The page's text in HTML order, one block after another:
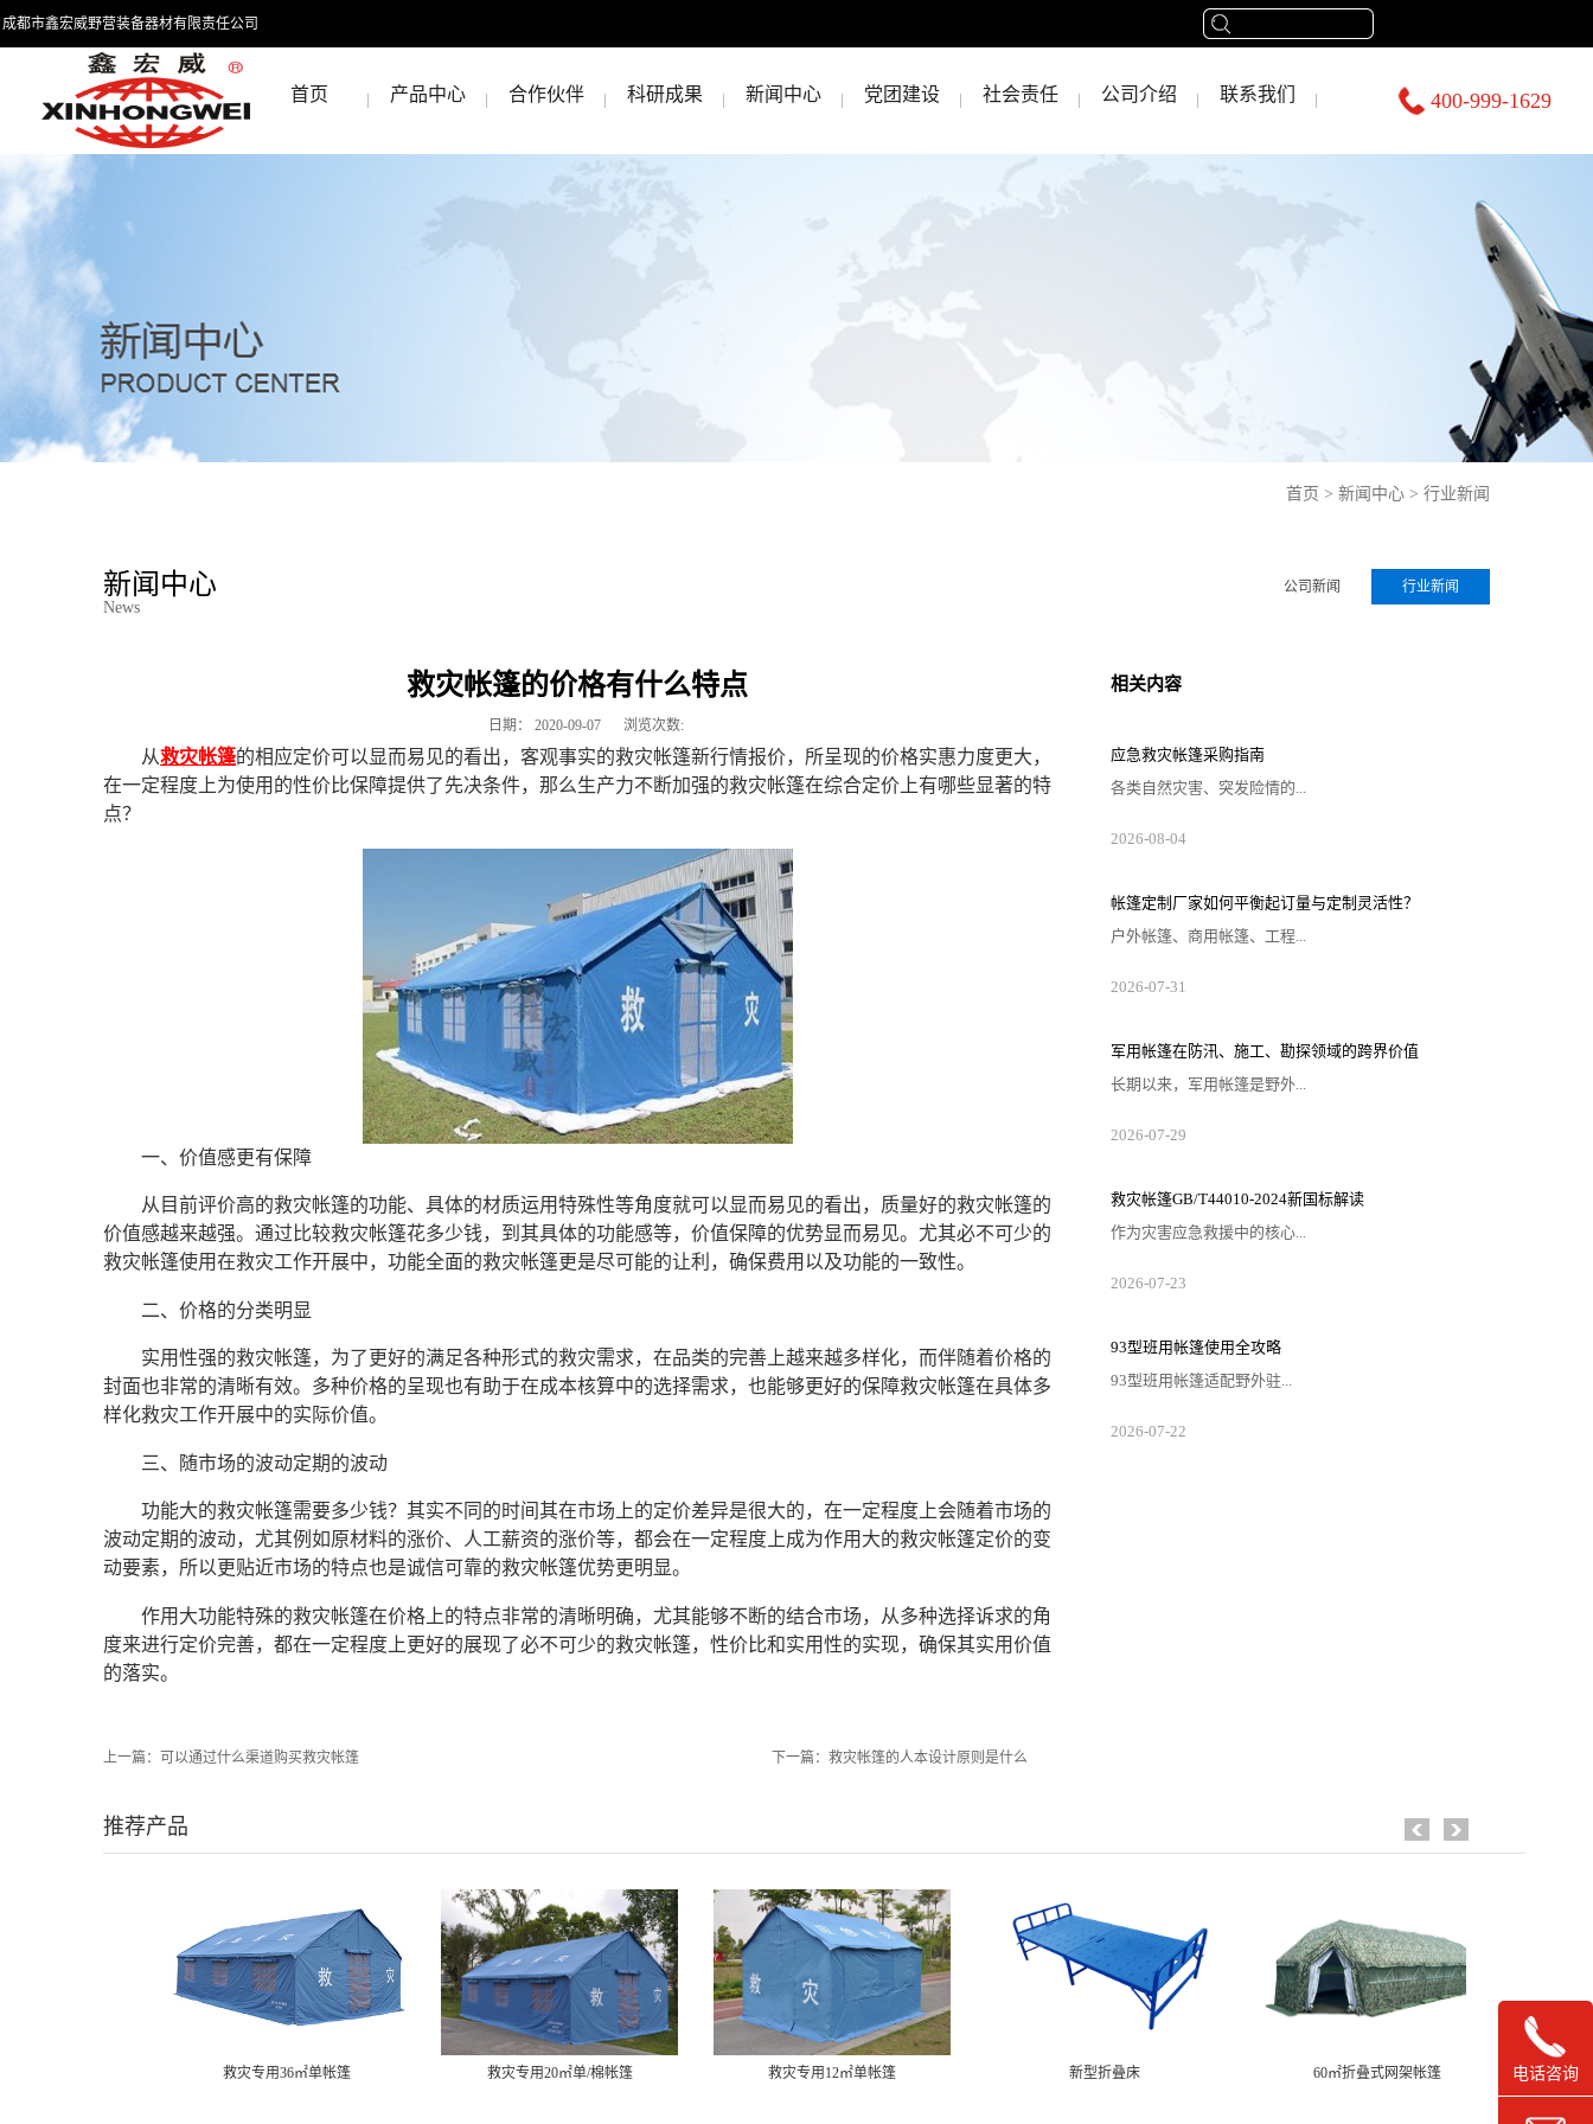
成都市鑫宏威野营装备器材有限责任公司
首页 产品中心 合作伙伴 科研成果 新闻中心 党团建设 社会责任 公司介绍 联系我们 400-999-1629
首页 > 新闻中心 > 行业新闻
新闻中心
News
公司新闻 行业新闻
救灾帐篷的价格有什么特点
日期： 2020-09-07 浏览次数:
从救灾帐篷的相应定价可以显而易见的看出，客观事实的救灾帐篷新行情报价，所呈现的价格实惠力度更大，
在一定程度上为使用的性价比保障提供了先决条件，那么生产力不断加强的救灾帐篷在综合定价上有哪些显著的特
点？
一、价值感更有保障
从目前评价高的救灾帐篷的功能、具体的材质运用特殊性等角度就可以显而易见的看出，质量好的救灾帐篷的
价值感越来越强。通过比较救灾帐篷花多少钱，到其具体的功能感等，价值保障的优势显而易见。尤其必不可少的
救灾帐篷使用在救灾工作开展中，功能全面的救灾帐篷更是尽可能的让利，确保费用以及功能的一致性。
二、价格的分类明显
实用性强的救灾帐篷，为了更好的满足各种形式的救灾需求，在品类的完善上越来越多样化，而伴随着价格的
封面也非常的清晰有效。多种价格的呈现也有助于在成本核算中的选择需求，也能够更好的保障救灾帐篷在具体多
样化救灾工作开展中的实际价值。
三、随市场的波动定期的波动
功能大的救灾帐篷需要多少钱？其实不同的时间其在市场上的定价差异是很大的，在一定程度上会随着市场的
波动定期的波动，尤其例如原材料的涨价、人工薪资的涨价等，都会在一定程度上成为作用大的救灾帐篷定价的变
动要素，所以更贴近市场的特点也是诚信可靠的救灾帐篷优势更明显。
作用大功能特殊的救灾帐篷在价格上的特点非常的清晰明确，尤其能够不断的结合市场，从多种选择诉求的角
度来进行定价完善，都在一定程度上更好的展现了必不可少的救灾帐篷，性价比和实用性的实现，确保其实用价值
的落实。
上一篇： 可以通过什么渠道购买救灾帐篷 下一篇： 救灾帐篷的人本设计原则是什么
相关内容
应急救灾帐篷采购指南
各类自然灾害、突发险情的...
2026-08-04
帐篷定制厂家如何平衡起订量与定制灵活性？
户外帐篷、商用帐篷、工程...
2026-07-31
军用帐篷在防汛、施工、勘探领域的跨界价值
长期以来，军用帐篷是野外...
2026-07-29
救灾帐篷GB/T44010-2024新国标解读
作为灾害应急救援中的核心...
2026-07-23
93型班用帐篷使用全攻略
93型班用帐篷适配野外驻...
2026-07-22
推荐产品
救灾专用36㎡单帐篷 救灾专用20㎡单/棉帐篷 救灾专用12㎡单帐篷 新型折叠床 60㎡折叠式网架帐篷 电话咨询